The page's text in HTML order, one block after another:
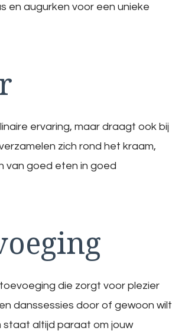
en augurken voor een unieke
ervaring, maar draagt ook bij
zich rond het kraam,
van goed eten in goed
die zorgt voor plezier
danssessies door of gewoon wilt
staat altijd paraat om jouw